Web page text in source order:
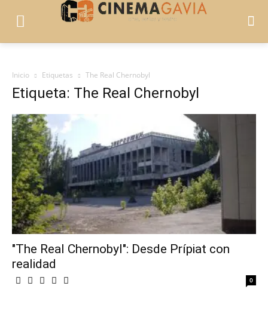
Inicio Etiquetas The Real Chernobyl
Etiqueta: The Real Chernobyl
"The Real Chernobyl": Desde Prípiat con
realidad
0